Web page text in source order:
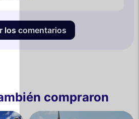
los comentarios
compraron